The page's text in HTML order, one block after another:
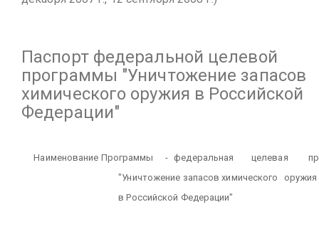
Паспортфедеральной целевой
программы "Уничтожение запасов
химического оружия в Российской
Федерации"
Наименование Программы - федеральная целевая
"Уничтожение запасов химического
оружия
в Российской Федерации"